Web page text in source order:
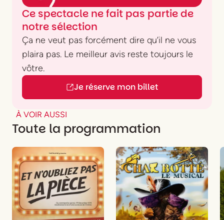
Ce spectacle ne fait pas partie de
notre sélection
Ça ne veut pas forcément dire qu’il ne vous
plaira pas. Le meilleur avis reste toujours le
vôtre.
Je réserve mon billet
À VOIR AUSSI
Toute la programmation